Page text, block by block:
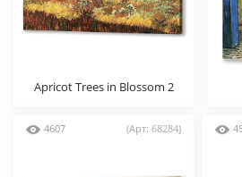
Apricot Trees in Blossom 2
4607 (Арт: 68284)